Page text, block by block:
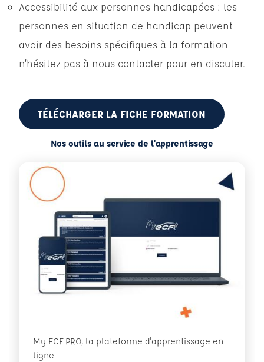
Accessibilité aux personnes handicapées : les
personnes en situation de handicap peuvent
avoir des besoins spécifiques à la formation
n’hésitez pas à nous contacter pour en discuter.
TÉLÉCHARGER LA FICHE FORMATION
Nos outils au service de l'apprentissage
My ECF PRO, la plateforme d'apprentissage en
ligne